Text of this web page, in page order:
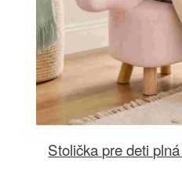
Stolička pre deti